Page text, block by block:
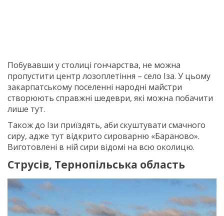
Побувавши у столиці гончарства, не можна
пропустити центр лозоплетіння – село Іза. У цьому
закарпатському поселенні народні майстри
створюють справжні шедеври, які можна побачити
лише тут.
Також до Ізи приїздять, аби скуштувати смачного
сиру, адже тут відкрито сироварню «Бараново».
Виготовлені в ній сири відомі на всю околицю.
Струсів, Тернопільська область